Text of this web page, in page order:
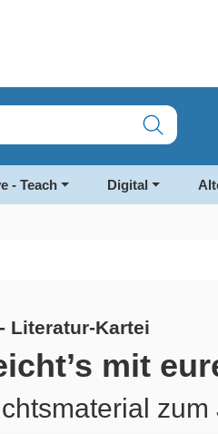
- Teach Digital
Literatur-Kartei
mit